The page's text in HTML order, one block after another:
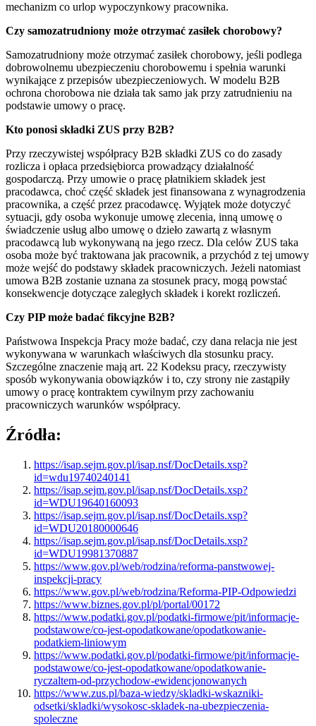
mechanizm co urlop wypoczynkowy pracownika.
Czy samozatrudniony może otrzymać zasiłek chorobowy?
Samozatrudniony może otrzymać zasiłek chorobowy, jeśli podlega
dobrowolnemu ubezpieczeniu chorobowemu i spełnia warunki
wynikające z przepisów ubezpieczeniowych. W modelu B2B
ochrona chorobowa nie działa tak samo jak przy zatrudnieniu na
podstawie umowy o pracę.
Kto ponosi składki ZUS przy B2B?
Przy rzeczywistej współpracy B2B składki ZUS co do zasady
rozlicza i opłaca przedsiębiorca prowadzący działalność
gospodarczą. Przy umowie o pracę płatnikiem składek jest
pracodawca, choć część składek jest finansowana z wynagrodzenia
pracownika, a część przez pracodawcę. Wyjątek może dotyczyć
sytuacji, gdy osoba wykonuje umowę zlecenia, inną umowę o
świadczenie usług albo umowę o dzieło zawartą z własnym
pracodawcą lub wykonywaną na jego rzecz. Dla celów ZUS taka
osoba może być traktowana jak pracownik, a przychód z tej umowy
może wejść do podstawy składek pracowniczych. Jeżeli natomiast
umowa B2B zostanie uznana za stosunek pracy, mogą powstać
konsekwencje dotyczące zaległych składek i korekt rozliczeń.
Czy PIP może badać fikcyjne B2B?
Państwowa Inspekcja Pracy może badać, czy dana relacja nie jest
wykonywana w warunkach właściwych dla stosunku pracy.
Szczególne znaczenie mają art. 22 Kodeksu pracy, rzeczywisty
sposób wykonywania obowiązków i to, czy strony nie zastąpiły
umowy o pracę kontraktem cywilnym przy zachowaniu
pracowniczych warunków współpracy.
Źródła:
https://isap.sejm.gov.pl/isap.nsf/DocDetails.xsp?
id=wdu19740240141
https://isap.sejm.gov.pl/isap.nsf/DocDetails.xsp?
id=WDU19640160093
https://isap.sejm.gov.pl/isap.nsf/DocDetails.xsp?
id=WDU20180000646
https://isap.sejm.gov.pl/isap.nsf/DocDetails.xsp?
id=WDU19981370887
https://www.gov.pl/web/rodzina/reforma-panstwowej-
inspekcji-pracy
https://www.gov.pl/web/rodzina/Reforma-PIP-Odpowiedzi
https://www.biznes.gov.pl/pl/portal/00172
https://www.podatki.gov.pl/podatki-firmowe/pit/informacje-
podstawowe/co-jest-opodatkowane/opodatkowanie-
podatkiem-liniowym
https://www.podatki.gov.pl/podatki-firmowe/pit/informacje-
podstawowe/co-jest-opodatkowane/opodatkowanie-
ryczaltem-od-przychodow-ewidencjonowanych
https://www.zus.pl/baza-wiedzy/skladki-wskazniki-
odsetki/skladki/wysokosc-skladek-na-ubezpieczenia-
spoleczne